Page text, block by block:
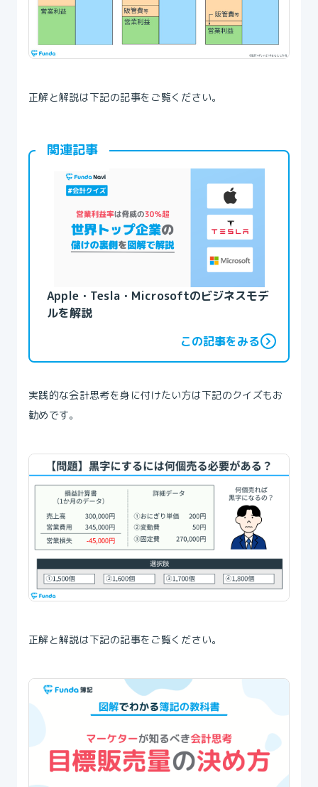
正解と解説は下記の記事をご覧ください。
関連記事
Apple・Tesla・Microsoftのビジネスモデ
ルを解説
この記事をみる
実践的な会計思考を身に付けたい方は下記のクイズもお
勧めです。
正解と解説は下記の記事をご覧ください。